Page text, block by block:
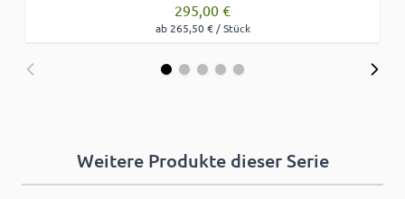
295,00 €
ab 265,50 € / Stück
Weitere Produkte dieser Serie